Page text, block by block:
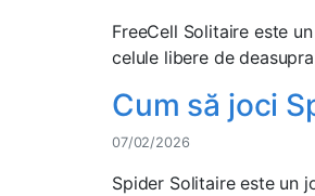
FreeCell Solitaire este
celule libere de
Cum să joci
07/02/2026
Spider Solitaire este un